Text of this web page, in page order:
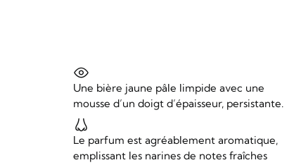
Une bière jaune pâle limpide avec une
mousse d’un doigt d’épaisseur, persistante.
Le parfum est agréablement aromatique,
emplissant les narines de notes fraîches